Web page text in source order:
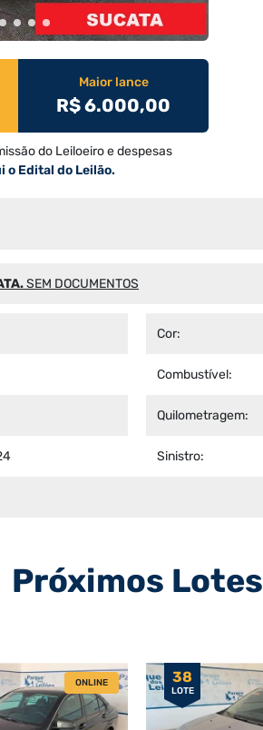
Maior lance
R$ 6.000,00
do Leiloeiro e despesas
o Edital do Leilão.
SEM DOCUMENTOS
Cor:
Combustível:
Quilometragem:
Sinistro:
Próximos Lotes
ONLINE 38
LOTE